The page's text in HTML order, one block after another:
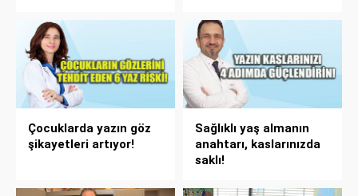
Çocuklarda yazın göz
şikayetleri artıyor!
Sağlıklı yaş almanın
anahtarı, kaslarınızda
saklı!